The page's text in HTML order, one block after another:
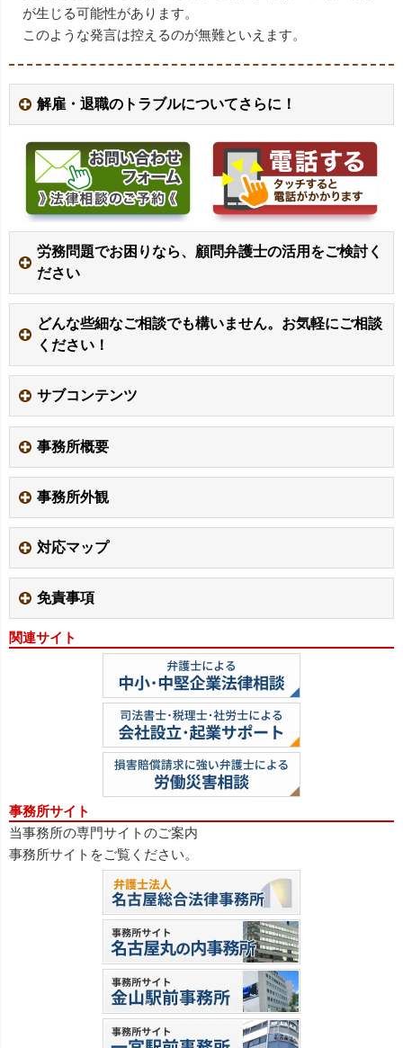
が生じる可能性があります。
このような発言は控えるのが無難といえます。
解雇・退職のトラブルについてさらに！
労務問題でお困りなら、顧問弁護士の活用をご検討く
ださい
どんな些細なご相談でも構いません。お気軽にご相談
ください！
サブコンテンツ
事務所概要
事務所外観
対応マップ
免責事項
関連サイト
事務所サイト
当事務所の専門サイトのご案内
事務所サイトをご覧ください。